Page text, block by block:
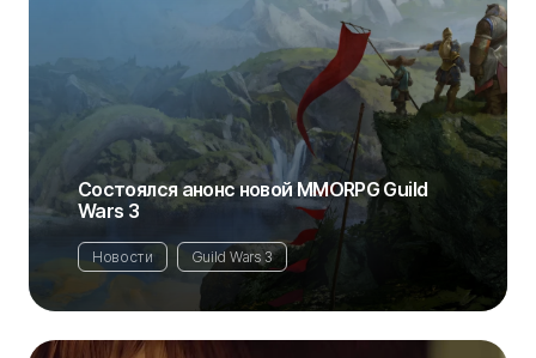
Состоялся анонс новой MMORPG Guild
Wars 3
Новости Guild Wars 3